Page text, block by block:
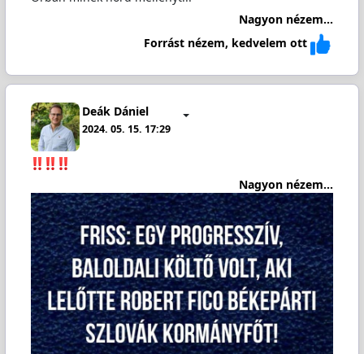
Nagyon nézem...
Forrást nézem, kedvelem ott
Deák Dániel
2024. 05. 15. 17:29
Nagyon nézem...